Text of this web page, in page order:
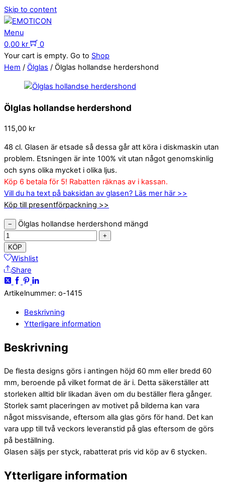
Skip to content
Menu
0,00 kr
0
Your cart is empty. Go to Shop
Hem / Ölglas / Ölglas hollandse herdershond
Ölglas hollandse herdershond
115,00 kr
48 cl. Glasen är etsade så dessa går att köra i diskmaskin utan
problem. Etsningen är inte 100% vit utan något genomskinlig
och syns olika mycket i olika ljus.
Köp 6 betala för 5! Rabatten räknas av i kassan.
Vill du ha text på baksidan av glasen? Läs mer här >>
Köp till presentförpackning >>
− Ölglas hollandse herdershond mängd
+
KÖP
Wishlist
Share
Artikelnummer: o-1415
Beskrivning
Ytterligare information
Beskrivning
De flesta designs görs i antingen höjd 60 mm eller bredd 60
mm, beroende på vilket format de är i. Detta säkerställer att
storleken alltid blir likadan även om du beställer flera gånger.
Storlek samt placeringen av motivet på bilderna kan vara
något missvisande, eftersom alla glas görs för hand. Det kan
vara upp till två veckors leveranstid på glas eftersom de görs
på beställning.
Glasen säljs per styck, rabatterat pris vid köp av 6 stycken.
Ytterligare information